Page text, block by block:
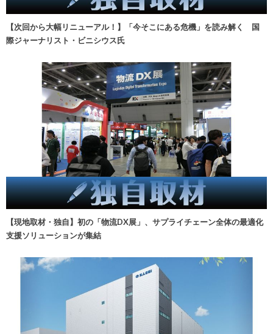
【次回から大幅リニューアル！】「今そこにある危機」を読み解く 国
際ジャーナリスト・ビニシウス氏
【現地取材・独自】初の「物流DX展」、サプライチェーン全体の最適化
支援ソリューションが集結